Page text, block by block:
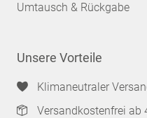
Umtausch & Rückgabe
Unsere Vorteile
Klimaneutraler
Versandkostenfrei ab